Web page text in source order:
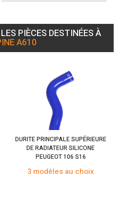
PIÈCES DESTINÉES À
A610
DURITE PRINCIPALE SUPÉRIEURE
DE RADIATEUR SILICONE
PEUGEOT 106 S16
3 modèles au choix